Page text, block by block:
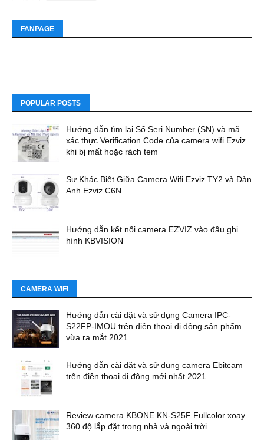
FANPAGE
POPULAR POSTS
Hướng dẫn tìm lại Số Seri Number (SN) và mã
xác thực Verification Code của camera wifi Ezviz
khi bị mất hoặc rách tem
Sự Khác Biệt Giữa Camera Wifi Ezviz TY2 và Đàn
Anh Ezviz C6N
Hướng dẫn kết nối camera EZVIZ vào đầu ghi
hình KBVISION
CAMERA WIFI
Hướng dẫn cài đặt và sử dụng Camera IPC-
S22FP-IMOU trên điện thoại di động sản phẩm
vừa ra mắt 2021
Hướng dẫn cài đặt và sử dụng camera Ebitcam
trên điện thoại di động mới nhất 2021
Review camera KBONE KN-S25F Fullcolor xoay
360 độ lắp đặt trong nhà và ngoài trời